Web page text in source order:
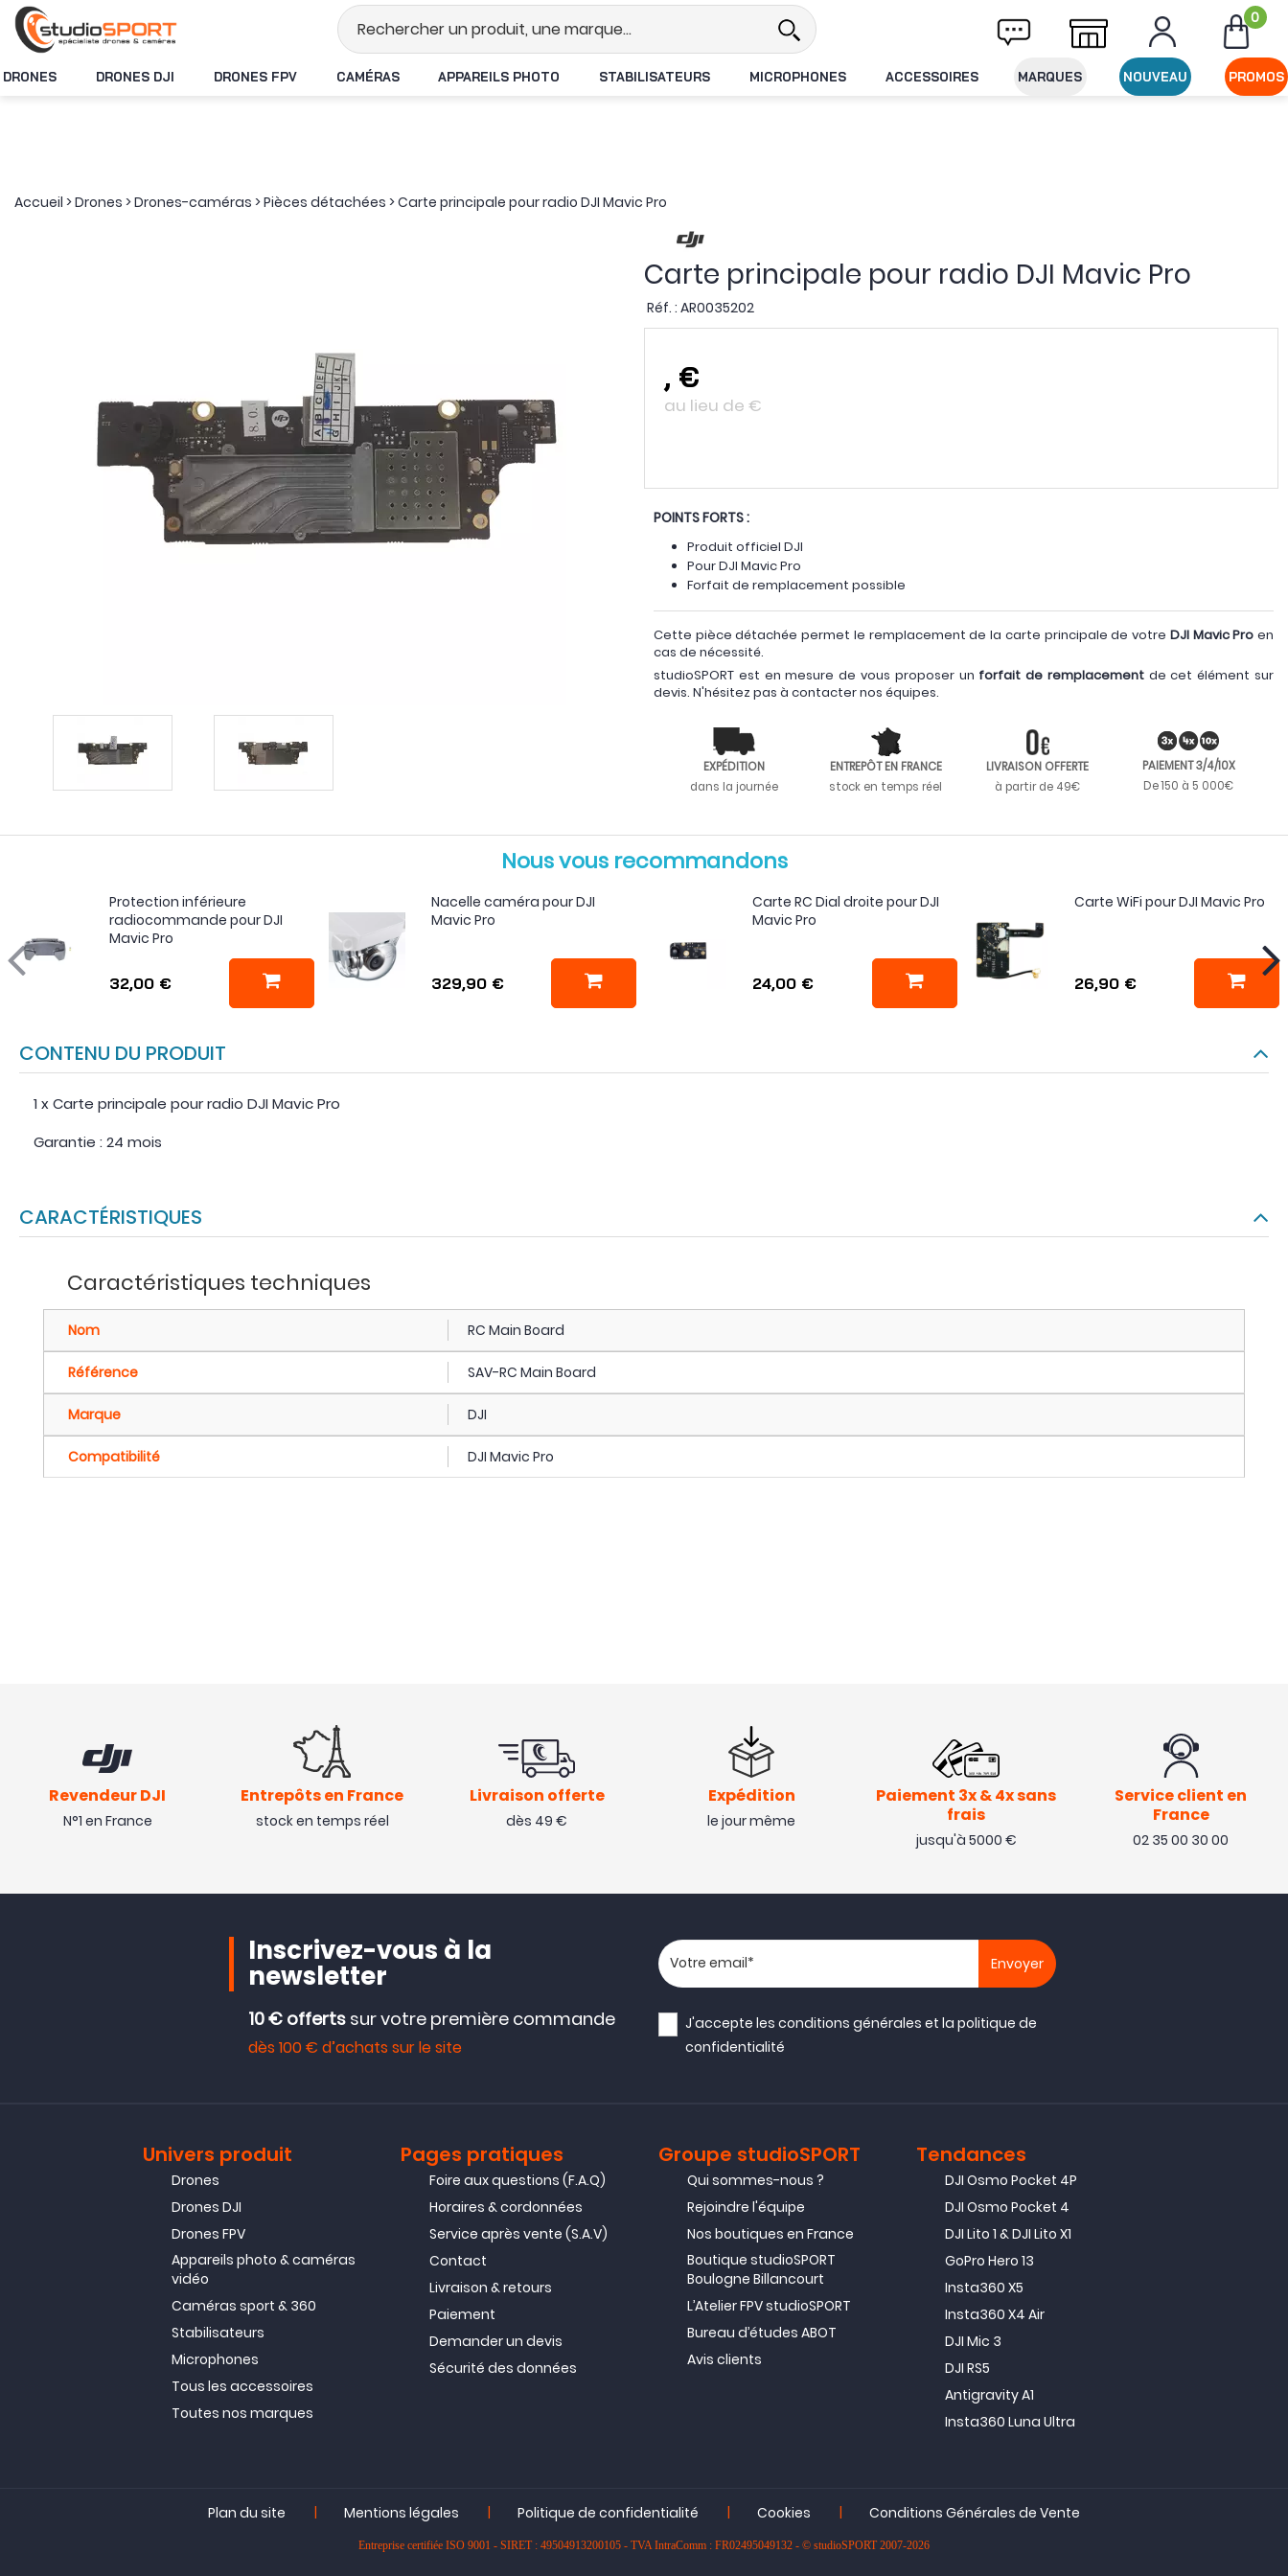
Stock en temps réel Livraison offerte dès 49€ d'achat 0
DRONES DRONES DJI DRONES FPV CAMÉRAS APPAREILS PHOTO STABILISATEURS MICROPHONES ACCESSOIRES MARQUES NOUVEAU PROMOS
Accueil >Drones >Drones-caméras >Pièces détachées >Carte principale pour radio DJI Mavic Pro
Carte principale pour radio DJI Mavic Pro
Réf. : AR0035202
, €
au lieu de €
POINTS FORTS :
Produit officiel DJI
Pour DJI Mavic Pro
Forfait de remplacement possible
Cette pièce détachée permet le remplacement de la carte principale de votre DJI Mavic Pro en
cas de nécessité.
studioSPORT est en mesure de vous proposer un forfait de remplacementde cet élément sur
devis. N'hésitez pas à contacter nos équipes.
EXPÉDITION
dans la journée
ENTREPÔT EN FRANCE
stock en temps réel
LIVRAISON OFFERTE
à partir de 49€
PAIEMENT 3/4/10X
De 150 à 5 000€
Nous vous recommandons
Protection inférieure
radiocommande pour DJI
Mavic Pro
32,00 €
Nacelle caméra pour DJI
Mavic Pro
329,90 €
Carte RC Dial droite pour DJI
Mavic Pro
24,00 €
Carte WiFi pour DJI Mavic Pro
26,90 €
CONTENU DU PRODUIT
1 x Carte principale pour radio DJI Mavic Pro
Garantie : 24 mois
CARACTÉRISTIQUES
Caractéristiques techniques
Nom RC Main Board
Référence SAV-RC Main Board
Marque DJI
Compatibilité DJI Mavic Pro
Revendeur DJI
N°1 en France
Entrepôts en France
stock en temps réel
Livraison offerte
dès 49 €
Expédition
le jour même
Paiement 3x & 4x sans
frais
jusqu'à 5000 €
Service client en
France
02 35 00 30 00
Inscrivez-vous à la
newsletter
10 € offerts sur votre première commande
dès 100 € d’achats sur le site
Votre adresse email
J'accepte lesconditions générales et lapolitique de
confidentialité
Univers produit
Drones
Drones DJI
Drones FPV
Appareils photo & caméras
vidéo
Caméras sport & 360
Stabilisateurs
Microphones
Tous les accessoires
Toutes nos marques
Pages pratiques
Foire aux questions (F.A.Q)
Horaires & cordonnées
Service après vente (S.A.V)
Contact
Livraison & retours
Paiement
Demander un devis
Sécurité des données
Groupe studioSPORT
Qui sommes-nous ?
Rejoindre l'équipe
Nos boutiques en France
Boutique studioSPORT
Boulogne Billancourt
L’Atelier FPV studioSPORT
Bureau d’études ABOT
Avis clients
Tendances
DJI Osmo Pocket 4P
DJI Osmo Pocket 4
DJI Lito 1 & DJI Lito X1
GoPro Hero 13
Insta360 X5
Insta360 X4 Air
DJI Mic 3
DJI RS5
Antigravity A1
Insta360 Luna Ultra
Plan du site | Mentions légales | Politique de confidentialité | Cookies | Conditions Générales de Vente
Entreprise certifiée ISO 9001 - SIRET : 49504913200105 - TVA IntraComm : FR02495049132 - © studioSPORT 2007-2026